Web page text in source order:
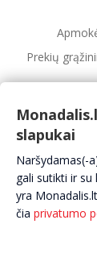
Prekių
slapukai
Naršydamas(-
gali sutikti ir
yra
čia privatumo